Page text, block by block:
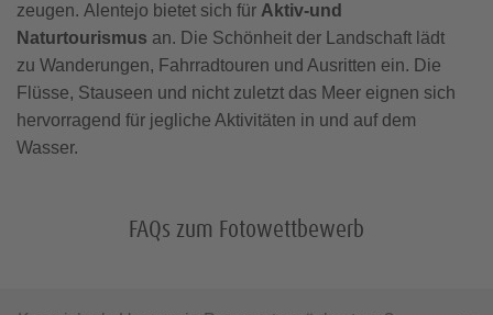
zeugen. Alentejo bietet sich für Aktiv-und
Naturtourismus an. Die Schönheit der Landschaft lädt
zu Wanderungen, Fahrradtouren und Ausritten ein. Die
Flüsse, Stauseen und nicht zuletzt das Meer eignen sich
hervorragend für jegliche Aktivitäten in und auf dem
Wasser.
FAQs zum Fotowettbewerb